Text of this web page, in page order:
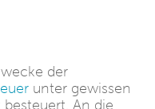
der
unter gewissen
An die